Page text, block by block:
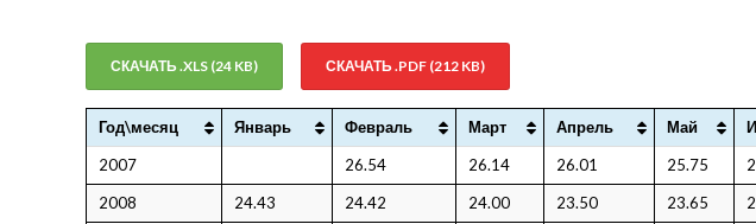
СКАЧАТЬ .XLS (24 KB) СКАЧАТЬ .PDF (212 KB)
Год\месяц Январь Февраль Март Апрель Май
2007
26.54 26.14 26.01 25.75
2008
24.43 24.42 24.00 23.50 23.65